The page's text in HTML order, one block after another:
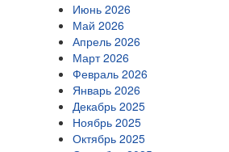
Июнь 2026
Май 2026
Апрель 2026
Март 2026
Февраль 2026
Январь 2026
Декабрь 2025
Ноябрь 2025
Октябрь 2025